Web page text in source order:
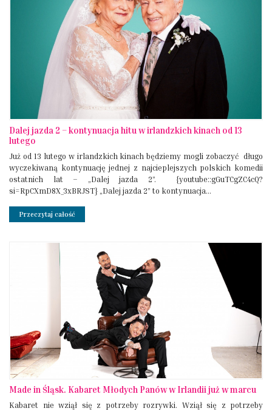
Dalej jazda 2 – kontynuacja hitu w irlandzkich kinach od 13
lutego
Już od 13 lutego w irlandzkich kinach będziemy mogli zobaczyć długo
wyczekiwaną kontynuację jednej z najcieplejszych polskich komedii
ostatnich lat – „Dalej jazda 2”. {youtube::gGuTCgZC4cQ?
si=RpCXmD8X_3xBRJST} „Dalej jazda 2” to kontynuacja...
Przeczytaj całość
Made in Śląsk. Kabaret Młodych Panów w Irlandii już w marcu
Kabaret nie wziął się z potrzeby rozrywki. Wziął się z potrzeby